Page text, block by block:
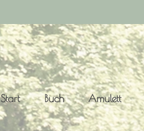
Start Buch Amulett